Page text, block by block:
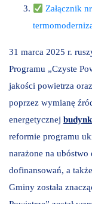
Załącznik
31 marca 2025 r.
Programu „Czyste
jakości powietrza
poprzez wymianę
energetycznej
reformie programu
narażone na ubóstwo
dofinansowań, a
Gminy została